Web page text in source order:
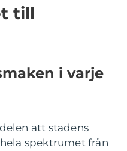
till
i varje
att stadens
spektrumet från